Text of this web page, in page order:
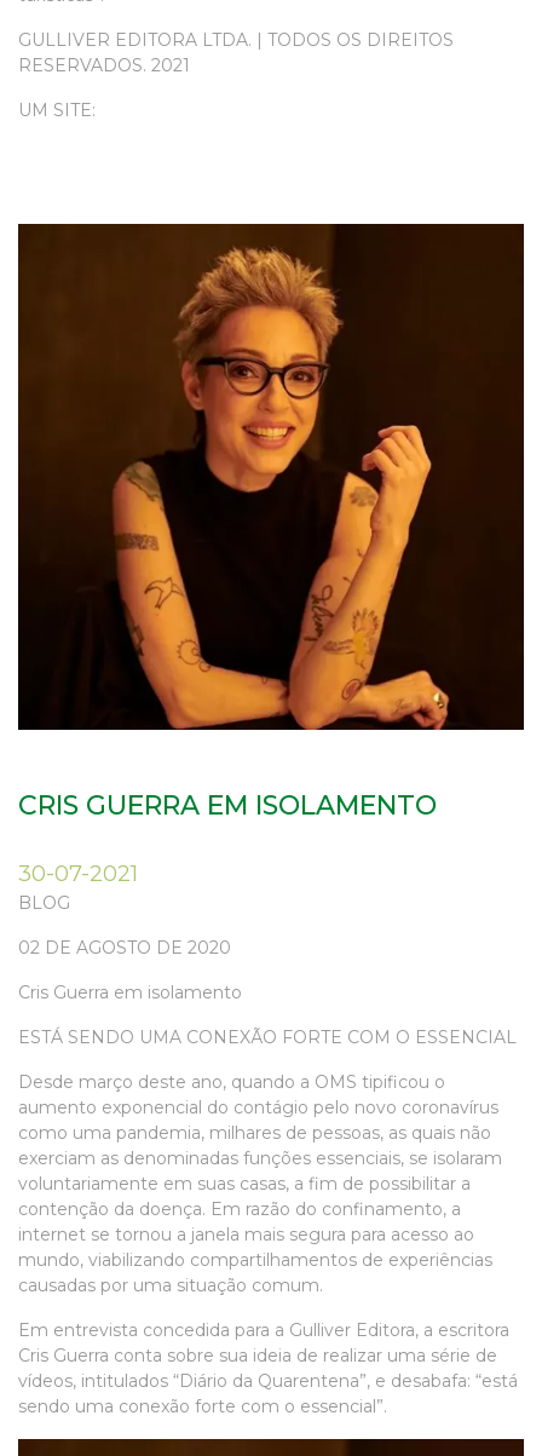
GULLIVER EDITORA LTDA. | TODOS OS DIREITOS
RESERVADOS. 2021
UM SITE:
CRIS GUERRA EM ISOLAMENTO
30-07-2021
BLOG
02 DE AGOSTO DE 2020
Cris Guerra em isolamento
ESTÁ SENDO UMA CONEXÃO FORTE COM O ESSENCIAL
Desde março deste ano, quando a OMS tipificou o
aumento exponencial do contágio pelo novo coronavírus
como uma pandemia, milhares de pessoas, as quais não
exerciam as denominadas funções essenciais, se isolaram
voluntariamente em suas casas, a fim de possibilitar a
contenção da doença. Em razão do confinamento, a
internet se tornou a janela mais segura para acesso ao
mundo, viabilizando compartilhamentos de experiências
causadas por uma situação comum.
Em entrevista concedida para a Gulliver Editora, a escritora
Cris Guerra conta sobre sua ideia de realizar uma série de
vídeos, intitulados “Diário da Quarentena”, e desabafa: “está
sendo uma conexão forte com o essencial”.